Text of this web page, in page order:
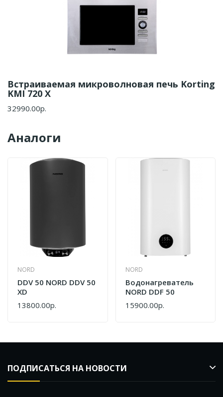
Встраиваемая микроволновая печь Korting
KMI 720 X
32990.00р.
Аналоги
NORD
DDV 50 NORD DDV 50
XD
13800.00р.
NORD
Водонагреватель
NORD DDF 50
15900.00р.
ПОДПИСАТЬСЯ НА НОВОСТИ